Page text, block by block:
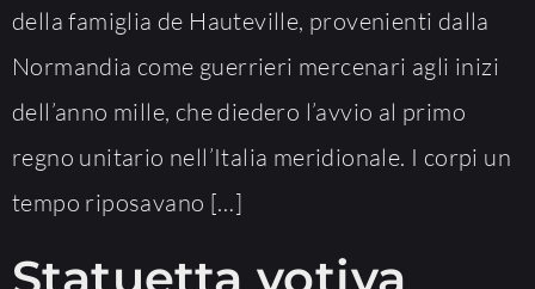
della famiglia de Hauteville, provenienti dalla
Normandia come guerrieri mercenari agli inizi
dell’anno mille, che diedero l’avvio al primo
regno unitario nell’Italia meridionale. I corpi un
tempo riposavano […]